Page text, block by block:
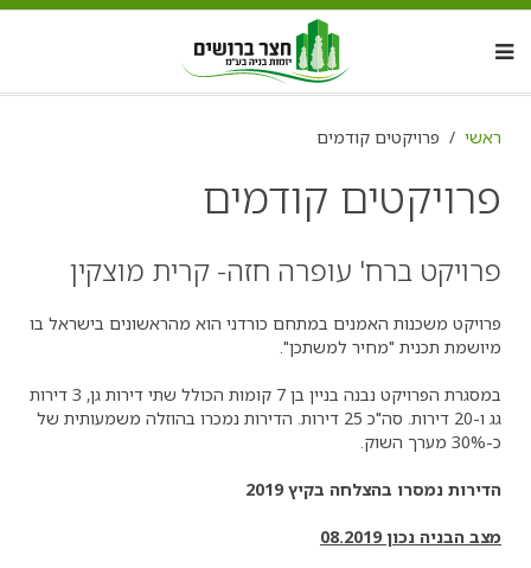
ראשי פרויקטים קודמים
פרויקטים קודמים
פרויקט ברח' עופרה חזה- קרית מוצקין
פרויקט משכנות האמנים במתחם כורדני הוא מהראשונים בישראל בו
מיושמת תכנית "מחיר למשתכן".
במסגרת הפרויקט נבנה בניין בן 7 קומות הכולל שתי דירות גן, 3 דירות
גג ו-20 דירות. סה"כ 25 דירות. הדירות נמכרו בהוזלה משמעותית של
כ-30% מערך השוק.
הדירות נמסרו בהצלחה בקיץ 2019
מצב הבניה נכון 08.2019